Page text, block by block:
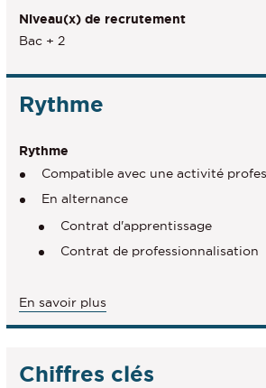
Niveau(x) de recrutement
Bac + 2
Rythme
Rythme
Compatible avec une activité
En alternance
Contrat d'apprentissage
Contrat de professionnalisation
En savoir plus
Chiffres clés